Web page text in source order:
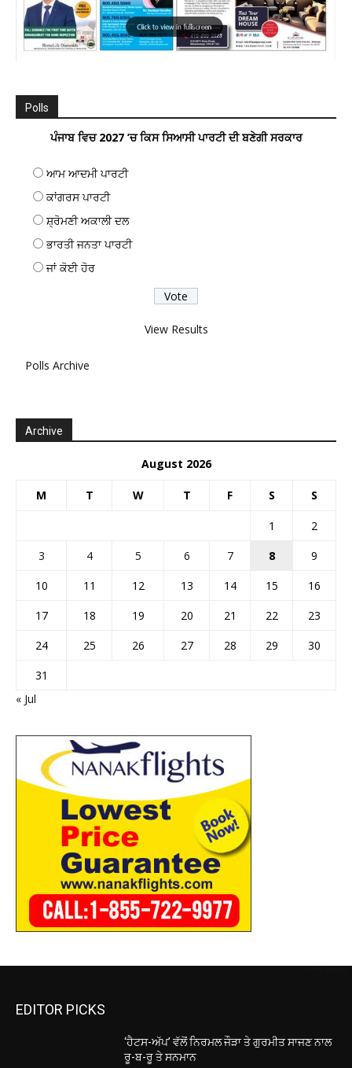
Polls
ਪੰਜਾਬ ਵਿਚ 2027 ’ਚ ਕਿਸ ਸਿਆਸੀ ਪਾਰਟੀ ਦੀ ਬਣੇਗੀ ਸਰਕਾਰ
ਆਮ ਆਦਮੀ ਪਾਰਟੀ
ਕਾਂਗਰਸ ਪਾਰਟੀ
ਸ਼੍ਰੋਮਣੀ ਅਕਾਲੀ ਦਲ
ਭਾਰਤੀ ਜਨਤਾ ਪਾਰਟੀ
ਜਾਂ ਕੋਈ ਹੋਰ
View Results
Polls Archive
Archive
August 2026
M T W T F S S
1
2
3
4 5 6 7 8
9
10
11 12 13 14 15
16
17
18 19 20 21 22
23
24
25 26 27 28 29
30
31
« Jul
EDITOR PICKS
‘ਹੈਟਸ-ਅੱਪ’ ਵੱਲੋਂ ਨਿਰਮਲ ਜੌੜਾ ਤੇ ਗੁਰਮੀਤ ਸਾਜਣ ਨਾਲ
ਰੂ-ਬ-ਰੂ ਤੇ ਸਨਮਾਨ